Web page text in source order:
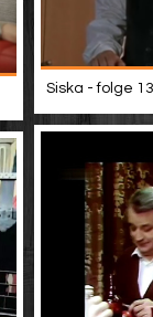
Siska - folge